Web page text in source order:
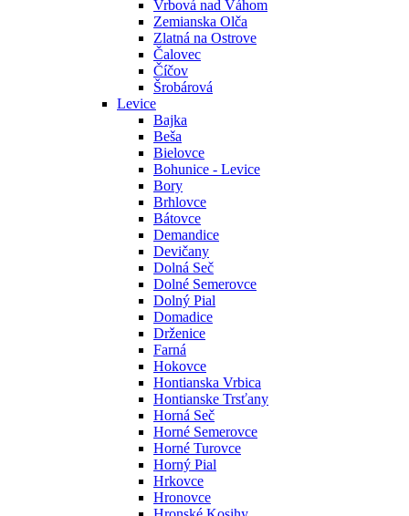
Vrbová nad Váhom
Zemianska Olča
Zlatná na Ostrove
Čalovec
Číčov
Šrobárová
Levice
Bajka
Beša
Bielovce
Bohunice - Levice
Bory
Brhlovce
Bátovce
Demandice
Devičany
Dolná Seč
Dolné Semerovce
Dolný Pial
Domadice
Drženice
Farná
Hokovce
Hontianska Vrbica
Hontianske Trsťany
Horná Seč
Horné Semerovce
Horné Turovce
Horný Pial
Hrkovce
Hronovce